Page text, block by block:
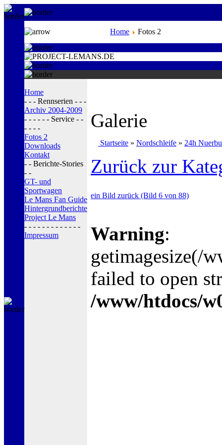
Home Fotos 2
Home
- - - Rennserien - - -
Archiv 2004-2009
- - - - - - Service - -
- - - -
Fotos 2
Downloads
Kontakt
- - Berichte-Stories
- -
GT- und
Sportwagen
Le Mans Fan Guide
Hintergrundberichte
Project Le Mans
- - - - - - - - - - - - -
Impressum
Galerie
Startseite » Nordschleife » 24h
Zurück zur
ein Bild zurück (Bild 6 von 88)
Warning:
getimagesize(/
failed to open
/www/htdocs/